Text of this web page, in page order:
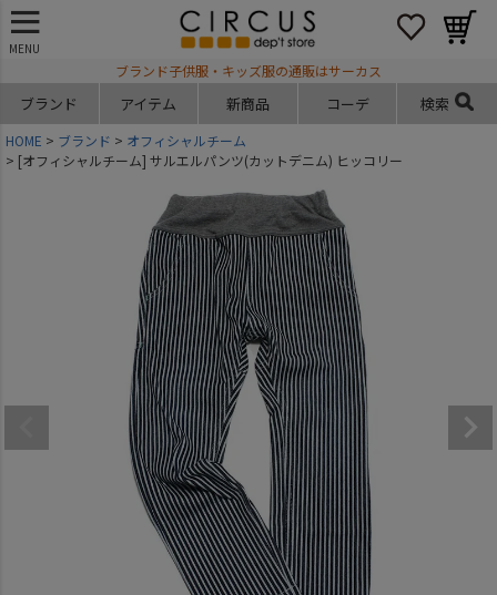
MENU
ブランド子供服・キッズ服の通販はサーカス
ブランド アイテム 新商品 コーデ 検索
HOME ブランド
オフィシャルチーム
[オフィシャルチーム] サルエルパンツ(カットデニム) ヒッコリー